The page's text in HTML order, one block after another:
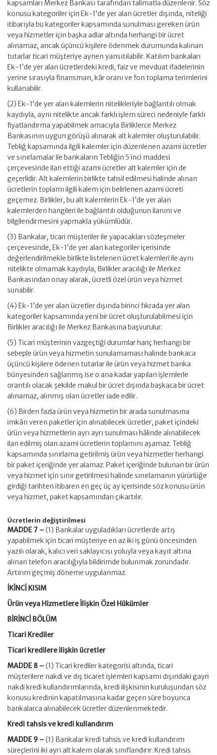
kapsamları Merkez Bankası tarafından talimatla düzenlenir. Söz
konusu kategoriler için Ek-1’de yer alan ücretler dışında, niteliği
itibarıyla bu kategoriler kapsamında sunulması gereken ürün
veya hizmetler için başka adlar altında herhangi bir ücret
alınamaz, ancak üçüncü kişilere ödenmek durumunda kalınan
tutarlar ticari müşteriye aynen yansıtılabilir. Katılım bankaları
Ek-1’de yer alan ücretlerdeki kredi, faiz ve mevduat ifadelerinin
yerine sırasıyla finansman, kâr oranı ve fon toplama terimlerini
kullanabilir.
(2) Ek-1’de yer alan kalemlerin nitelikleriyle bağlantılı olmak
kaydıyla, aynı nitelikte ancak farklı işlem süreci nedeniyle farklı
fiyatlandırma yapabilmek amacıyla Birliklerce Merkez
Bankasının uygun görüşü alınarak alt kalemler oluşturulabilir.
Tebliğ kapsamında ilgili kalemler için düzenlenen azami ücretler
ve sınırlamalar ile bankaların Tebliğin 5 inci maddesi
çerçevesinde ilan ettiği azami ücretler alt kalemler için de
geçerlidir. Alt kalemlerin birlikte tahsil edilmesi halinde alınan
ücretlerin toplamı ilgili kalem için belirlenen azami ücreti
geçemez. Birlikler, bu alt kalemlerin Ek-1’de yer alan
kalemlerden hangileri ile bağlantılı olduğunun ilanını ve
bilgilendirmesini yapmakla yükümlüdür.
(3) Bankalar, ticari müşteriler ile yapacakları sözleşmeler
çerçevesinde, Ek-1’de yer alan kategoriler içerisinde
değerlendirilmekle birlikte listelenen ücret kalemleri ile aynı
nitelikte olmamak kaydıyla, Birlikler aracılığı ile Merkez
Bankasından onay alarak, ücretli özel ürün veya hizmet
sunabilir.
(4) Ek-1’de yer alan ücretler dışında birinci fıkrada yer alan
kategoriler kapsamında yeni bir ücret oluşturulabilmesi için
Birlikler aracılığı ile Merkez Bankasına başvurulur.
(5) Ticari müşterinin vazgeçtiği durumlar hariç herhangi bir
sebeple ürün veya hizmetin sunulamaması halinde bankaca
üçüncü kişilere ödenen tutarlar ile ürün veya hizmet banka
bünyesinden sağlanmış ise o ana kadar yapılan işlemlerle
orantılı olacak şekilde makul bir ücret dışında başkaca bir ücret
alınamaz, alınmış olan ücretler iade edilir.
(6) Birden fazla ürün veya hizmetin bir arada sunulmasına
imkân veren paketler için alınabilecek ücretler, paket içindeki
ürün veya hizmetlerin ayrı ayrı sunulması hâlinde alınabilecek
ilan edilmiş olan azami ücretlerin toplamını aşamaz. Tebliğ
kapsamında sınırlama getirilmiş ürün veya hizmetler herhangi
bir paket içeriğinde yer alamaz. Paket içeriğinde bulunan bir ürün
veya hizmet için sınır getirilmesi halinde sınırlamanın yürürlüğe
girdiği tarihten itibaren en geç üç ay içerisinde söz konusu ürün
veya hizmet, paket kapsamından çıkartılır.
Ücretlerin değiştirilmesi
MADDE 7 –(1) Bankalar uyguladıkları ücretlerde artış
yapabilmek için ticari müşteriye en az iki iş günü öncesinden
yazılı olarak, kalıcı veri saklayıcısı yoluyla veya kayıt altına
alınan telefon aracılığıyla bildirimde bulunmak zorundadır.
Artırım geçmiş döneme uygulanmaz.
İKİNCİ KISIM
Ürün veya Hizmetlere İlişkin Özel Hükümler
BİRİNCİ BÖLÜM
Ticari Krediler
Ticari kredilere ilişkin ücretler
MADDE 8 –(1) Ticari krediler kategorisi altında, ticari
müşterilere nakdi ve dış ticaret işlemleri kapsamı dışındaki gayri
nakdi kredi kullandırımlarında, kredi ilişkisinin kuruluşundan söz
konusu kredinin kapatılmasına kadar geçen süre boyunca
bankalarca alınabilecek ücretler düzenlenmektedir.
Kredi tahsis ve kredi kullandırım
MADDE 9 –(1) Bankalar kredi tahsis ve kredi kullandırım
süreçlerini iki ayrı alt kalem olarak sınıflandırır. Kredi tahsis